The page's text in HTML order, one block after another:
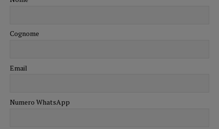
Cognome
Email
Numero WhatsApp